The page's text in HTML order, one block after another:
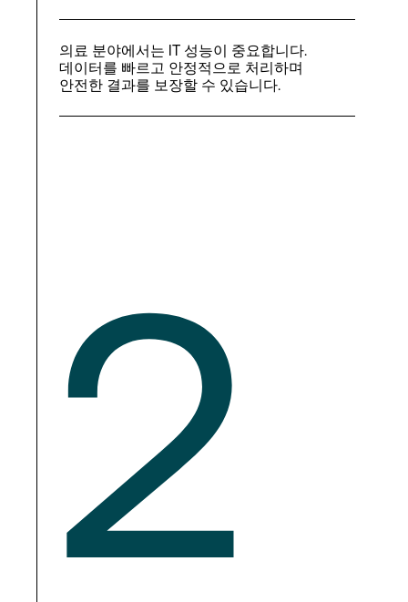
의료 분야에서는 IT 성능이 중요합니다.
데이터를 빠르고 안정적으로 처리하며
안전한 결과를 보장할 수 있습니다.
2